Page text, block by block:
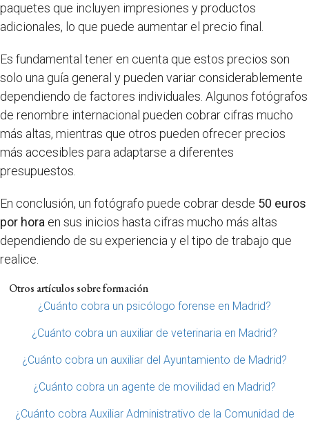
paquetes que incluyen impresiones y productos
adicionales, lo que puede aumentar el precio final.
Es fundamental tener en cuenta que estos precios son
solo una guía general y pueden variar considerablemente
dependiendo de factores individuales. Algunos fotógrafos
de renombre internacional pueden cobrar cifras mucho
más altas, mientras que otros pueden ofrecer precios
más accesibles para adaptarse a diferentes
presupuestos.
En conclusión, un fotógrafo puede cobrar desde 50 euros
por hora en sus inicios hasta cifras mucho más altas
dependiendo de su experiencia y el tipo de trabajo que
realice.
Otros artículos sobre formación
¿Cuánto cobra un psicólogo forense en Madrid?
¿Cuánto cobra un auxiliar de veterinaria en Madrid?
¿Cuánto cobra un auxiliar del Ayuntamiento de Madrid?
¿Cuánto cobra un agente de movilidad en Madrid?
¿Cuánto cobra Auxiliar Administrativo de la Comunidad de